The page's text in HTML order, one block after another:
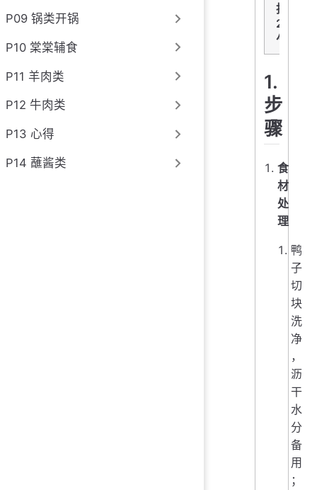
P09 锅类开锅
P10 棠棠辅食
P11 羊肉类
P12 牛肉类
P13 心得
P14 蘸酱类
抽
2
勺
1.
步
骤
食
材
处
理
鸭
子
切
块
洗
净
，
沥
干
水
分
备
用
；